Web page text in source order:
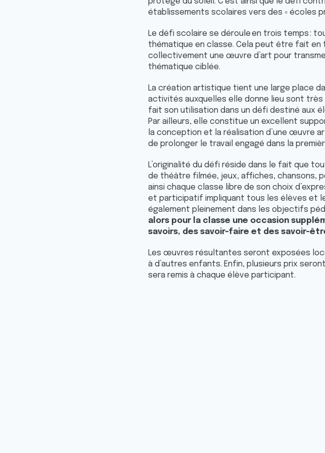
établissements scolaires vers des « écoles
Le défi scolaire se déroule en trois temps :
thématique en classe. Cela peut être fait
collectivement une œuvre d’art pour
thématique ciblée.
La création artistique tient une large place
activités auxquelles elle donne lieu sont
fait son utilisation dans un défi destiné aux
Par ailleurs, elle constitue un excellent
la conception et la réalisation d’une œuvre
de prolonger le travail engagé dans la
L’originalité du défi réside dans le fait que
de théâtre filmée, jeux, affiches, chansons,
ainsi chaque classe libre de son choix
et participatif impliquant tous les élèves et
également pleinement dans les objectifs
alors pour la classe une occasion
savoirs, des savoir-faire et des savoir-
Les œuvres résultantes seront exposées
à d’autres enfants. Enfin, plusieurs prix
sera remis à chaque élève participant.